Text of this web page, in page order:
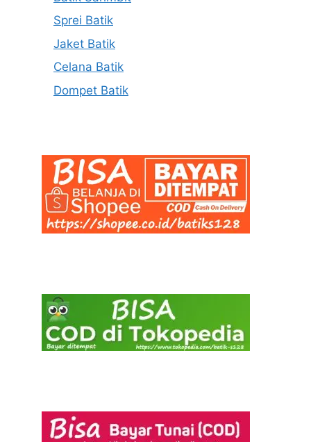
Sprei Batik
Jaket Batik
Celana Batik
Dompet Batik